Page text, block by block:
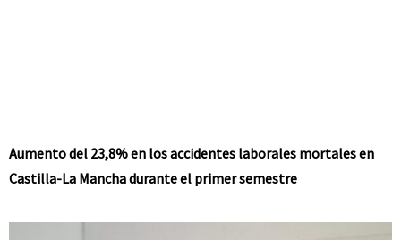
Aumento del 23,8% en los accidentes laborales mortales en
Castilla-La Mancha durante el primer semestre